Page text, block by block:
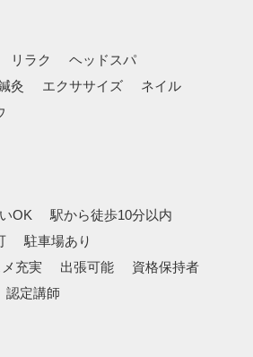
リラク
ヘッドスパ
灸 エクササイズ
ネイル
OK
駅から徒歩10分以内
駐車場あり
充実
出張可能
資格保持者
認定講師